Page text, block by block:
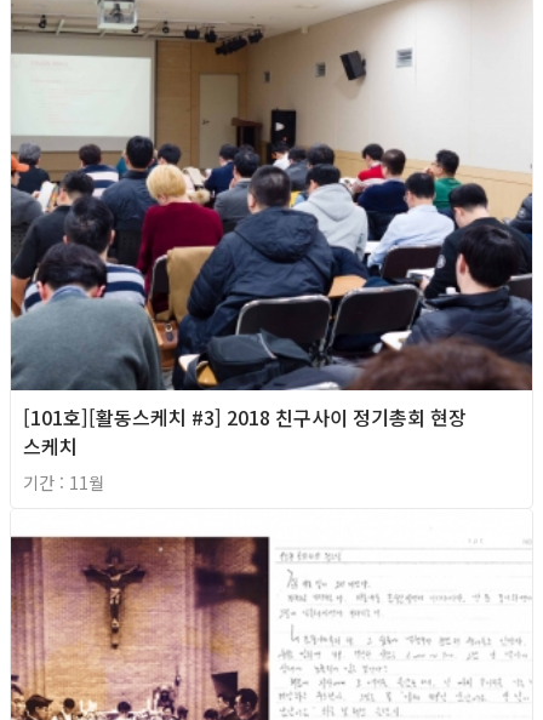
[101호][활동스케치 #3] 2018 친구사이 정기총회 현장
스케치
기간 : 11월
2018년